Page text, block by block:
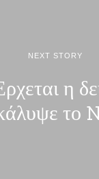
NEXT STORY
η
το